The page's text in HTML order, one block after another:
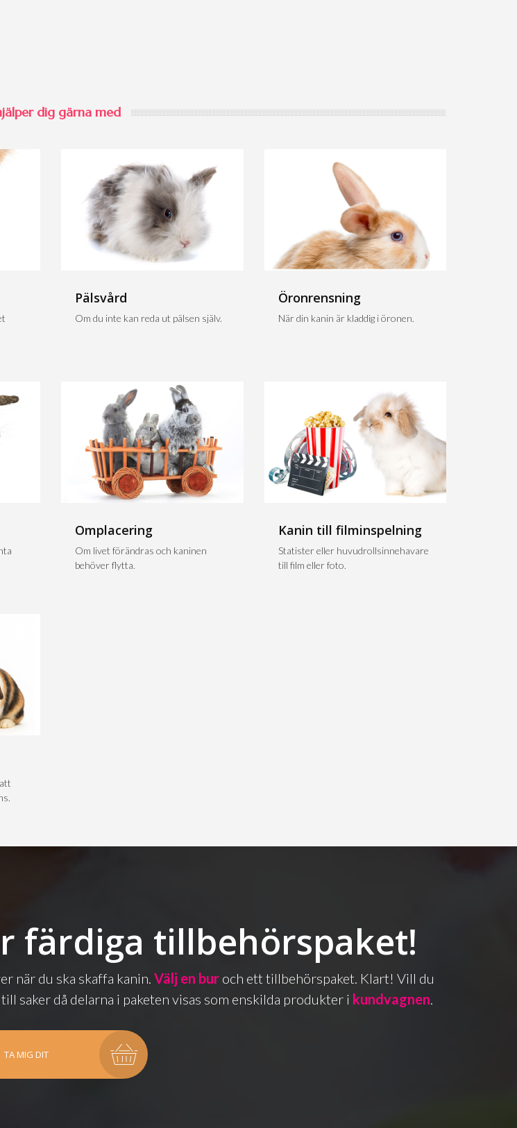
dig gärna med
Pälsvård
Om du inte kan reda ut pälsen själv.
Öronrensning
När din kanin är kladdig i öronen.
Omplacering
Om livet förändras och kaninen
behöver flytta.
Kanin till filminspelning
Statister eller huvudrollsinnehavare
till film eller foto.
färdiga tillbehörspaket!
när du ska skaffa kanin. Välj en bur och ett tillbehörspaket. Klart! Vill du
saker då delarna i paketen visas som enskilda produkter i kundvagnen.
TA MIG DIT